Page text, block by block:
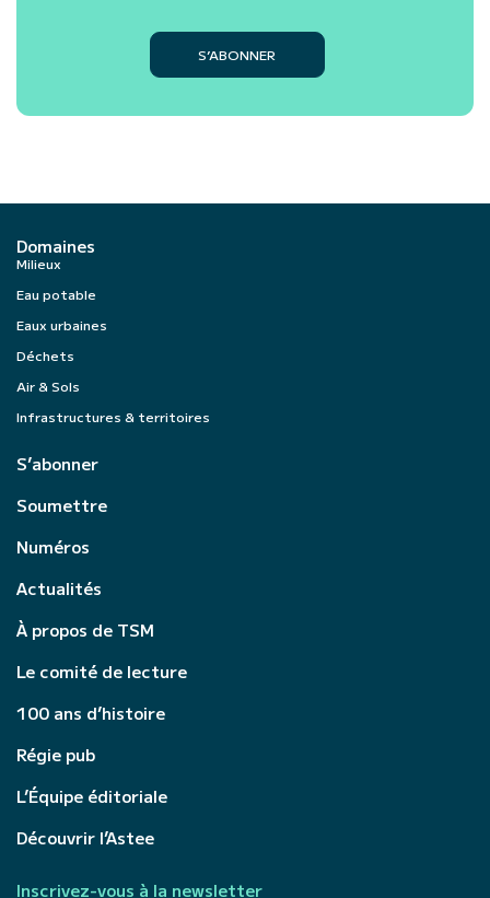
S’ABONNER
Domaines
Milieux
Eau potable
Eaux urbaines
Déchets
Air & Sols
Infrastructures & territoires
S’abonner
Soumettre
Numéros
Actualités
À propos de TSM
Le comité de lecture
100 ans d’histoire
Régie pub
L’Équipe éditoriale
Découvrir l’Astee
Inscrivez-vous à la newsletter